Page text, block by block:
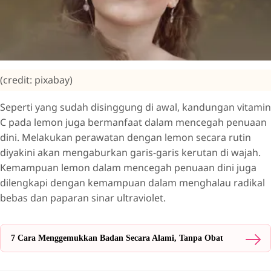
(credit: pixabay)
Seperti yang sudah disinggung di awal, kandungan vitamin
C pada lemon juga bermanfaat dalam mencegah penuaan
dini. Melakukan perawatan dengan lemon secara rutin
diyakini akan mengaburkan garis-garis kerutan di wajah.
Kemampuan lemon dalam mencegah penuaan dini juga
dilengkapi dengan kemampuan dalam menghalau radikal
bebas dan paparan sinar ultraviolet.
7 Cara Menggemukkan Badan Secara Alami, Tanpa Obat